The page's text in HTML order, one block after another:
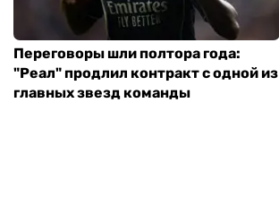
Переговоры шли полтора года:
"Реал" продлил контракт с одной из
главных звезд команды